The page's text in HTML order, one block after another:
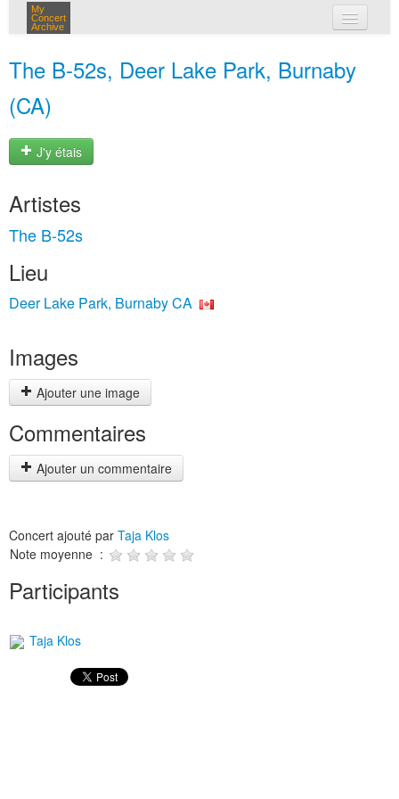
My
Concert
Archive
The B-52s, Deer Lake Park, Burnaby
(CA)
J'y étais
Artistes
The B-52s
Lieu
Deer Lake Park, Burnaby CA
Images
Ajouter une image
Commentaires
Ajouter un commentaire
Concert ajouté par Taja Klos
Note moyenne :
Participants
Taja Klos